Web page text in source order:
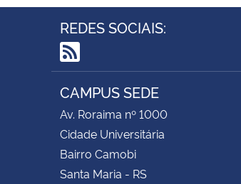
REDES SOCIAIS:
RSS
CAMPUS SEDE
Av. Roraima nº 1000
Cidade Universitária
Bairro Camobi
Santa Maria - RS